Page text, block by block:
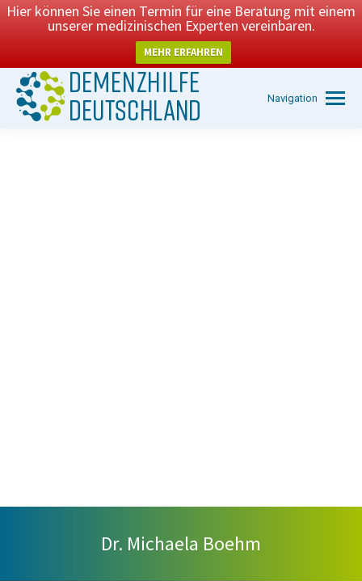
Hier können Sie einen Termin für eine Beratung mit einem
unserer medizinischen Experten vereinbaren.
MEHR ERFAHREN
Navigation
Dr. Michaela Boehm